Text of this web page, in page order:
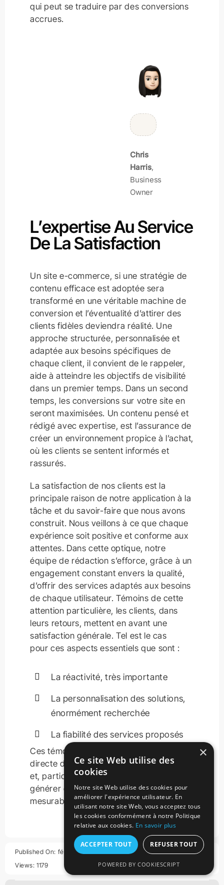
qui peut se traduire par des conversions
accrues.
Chris
Harris,
Business
Owner
Emily
Sem
Academic
Researcher
Alex
Ronald
Design
Professional
L’expertise Au Service
De La Satisfaction
Un site e-commerce, si une stratégie de
contenu efficace est adoptée sera
transformé en une véritable machine de
conversion et l’éventualité d’attirer des
clients fidèles deviendra réalité. Une
approche structurée, personnalisée et
adaptée aux besoins spécifiques de
chaque client, il convient de le rappeler,
aide à atteindre les objectifs de visibilité
dans un premier temps. Dans un second
temps, les conversions sur votre site en
seront maximisées. Un contenu pensé et
rédigé avec expertise, est l’assurance de
créer un environnement propice à l’achat,
où les clients se sentent informés et
rassurés.
La satisfaction de nos clients est la
principale raison de notre application à la
tâche et du savoir-faire que nous avons
construit. Nous veillons à ce que chaque
expérience soit positive et conforme aux
attentes. Dans cette optique, notre
équipe de rédaction s’efforce, grâce à un
engagement constant envers la qualité,
d’offrir des services adaptés aux besoins
de chaque utilisateur. Témoins de cette
attention particulière, les clients, dans
leurs retours, mettent en avant une
satisfaction générale. Tel est le cas
pour ces aspects essentiels que sont :
La réactivité, très importante
La personnalisation des solutions,
énormément recherchée
La fiabilité des services proposés
Ces témoignages sont une preuve
directe de l’efficacité de notre approche
et, particulièrement, de notre capacité à
générer des résultats concrets et
mesurables.
Published On: février 24, 2025 Categories:Blog
1546 words
Views: 1179
×
Ce site Web utilise des
cookies
Notre site Web utilise des cookies pour
améliorer l'expérience utilisateur. En
utilisant notre site Web, vous acceptez tous
les cookies conformément à notre Politique
relative aux cookies. En savoir plus
ACCEPTER TOUT REFUSER TOUT
POWERED BY COOKIESCRIPT